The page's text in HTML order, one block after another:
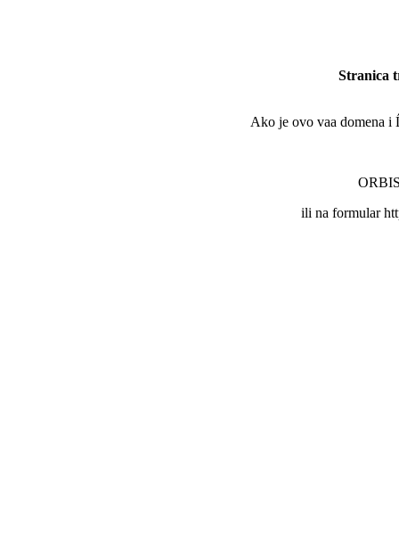
Stranica
Ako je ovo vaa domena i
ili na formular